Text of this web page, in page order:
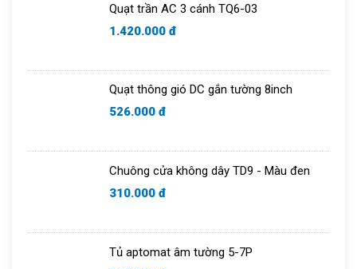
Quạt trần AC 3 cánh TQ6-03
1.420.000 đ
Quạt thông gió DC gắn tường 8inch
526.000 đ
Chuông cửa không dây TD9 - Màu đen
310.000 đ
Tủ aptomat âm tường 5-7P